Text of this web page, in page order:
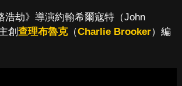
浩劫》導演約翰希爾寇特（John
創查理布魯克（Charlie Brooker）編